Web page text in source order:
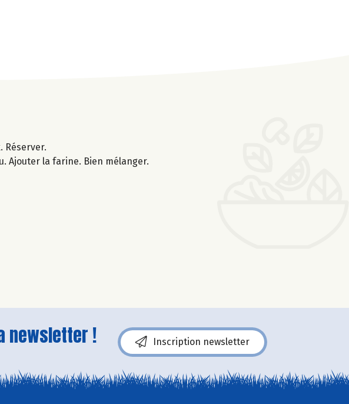
Réserver.
Ajouter la farine. Bien mélanger.
newsletter ! Inscription newsletter